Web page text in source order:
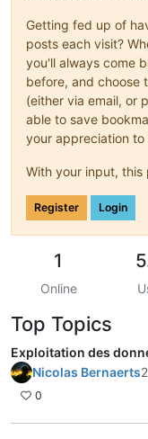
Getting fed up of
posts each visit?
you'll always come
before, and choose
(either via email, or
able to save
your appreciation to
With your input,
Register Login
1
Online
Top Topics
Exploitation des
Nicolas Bernaerts
0